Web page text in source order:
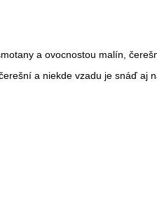
a ovocnostou malín,
a niekde vzadu je snáď